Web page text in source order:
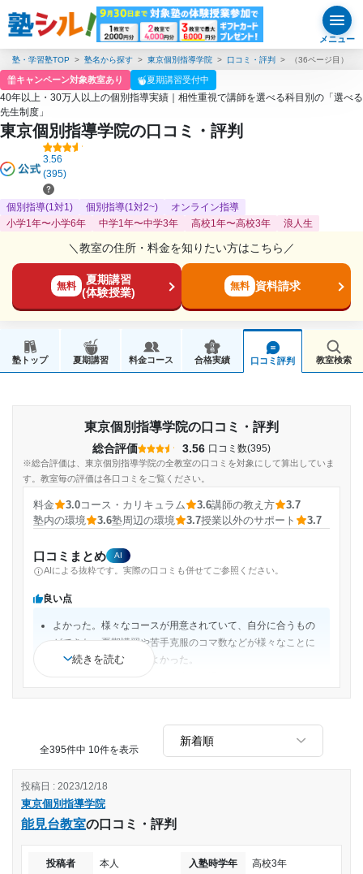
メニュー
塾・学習塾TOP 塾名から探す 東京個別指導学院 口コミ・評判 （36ページ目）
キャンペーン対象教室あり 夏期講習受付中
40年以上・30万人以上の個別指導実績｜相性重視で講師を選べる科目別の「選べる
先生制度」
東京個別指導学院の口コミ・評判
3.56
(395)
個別指導(1対1) 個別指導(1対2~)
オンライン指導
小学1年〜小学6年
中学1年〜中学3年 高校1年〜高校3年 浪人生
＼教室の住所・料金を知りたい方はこちら／
無料
夏期講習
(体験授業)
無料 資料請求
塾トップ 夏期講習 料金コース 合格実績 口コミ評判 教室検索
東京個別指導学院の口コミ・評判
総合評価 3.56 口コミ数(395)
※総合評価は、東京個別指導学院の全教室の口コミを対象にして算出していま
す。教室毎の評価は各口コミをご覧ください。
料金 3.0コース・カリキュラム 3.6講師の教え方
3.7
塾内の環境
3.6塾周辺の環境 3.7授業以外のサポート 3.7
口コミまとめ AI
AIによる抜粋です。実際の口コミも併せてご参照ください。
良い点
よかった。様々なコースが用意されていて、自分に合うもの
ができた。夏期講習や苦手克服のコマ数などが様々なことに
適用することが出来てよかった。
らえた。担当の先生以外との交流もあり大変通いやすかっ
た。
れたから。
改善してほしい点
合う指導やホスピタリティもなかったし、授業以外のサポー
続きを読む
全395件中 10件を表示
東京個別指導学院
能見台教室の口コミ・評判
投稿日 : 2023/12/18
投稿者 本人 入塾時学年
高校3年